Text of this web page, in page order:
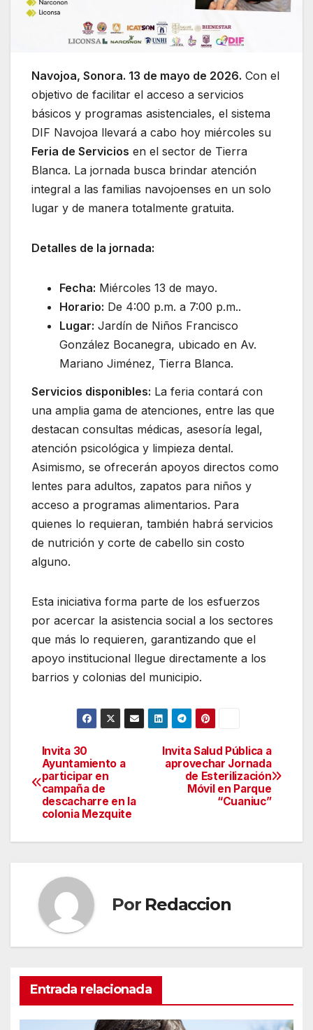
Navojoa, Sonora. 13 de mayo de 2026. Con el
objetivo de facilitar el acceso a servicios
básicos y programas asistenciales, el sistema
DIF Navojoa llevará a cabo hoy miércoles su
Feria de Servicios en el sector de Tierra
Blanca. La jornada busca brindar atención
integral a las familias navojoenses en un solo
lugar y de manera totalmente gratuita.
Detalles de la jornada:
Fecha: Miércoles 13 de mayo.
Horario: De 4:00 p.m. a 7:00 p.m..
Lugar: Jardín de Niños Francisco
González Bocanegra, ubicado en Av.
Mariano Jiménez, Tierra Blanca.
Servicios disponibles: La feria contará con
una amplia gama de atenciones, entre las que
destacan consultas médicas, asesoría legal,
atención psicológica y limpieza dental.
Asimismo, se ofrecerán apoyos directos como
lentes para adultos, zapatos para niños y
acceso a programas alimentarios. Para
quienes lo requieran, también habrá servicios
de nutrición y corte de cabello sin costo
alguno.
Esta iniciativa forma parte de los esfuerzos
por acercar la asistencia social a los sectores
que más lo requieren, garantizando que el
apoyo institucional llegue directamente a los
barrios y colonias del municipio.
Navegación
de
entradas
Invita Salud Pública a
aprovechar Jornada
de Esterilización
Móvil en Parque
“Cuaniuc”
Invita 30
Ayuntamiento a
participar en
campaña de
descacharre en la
colonia Mezquite
Por Redaccion
Entrada relacionada